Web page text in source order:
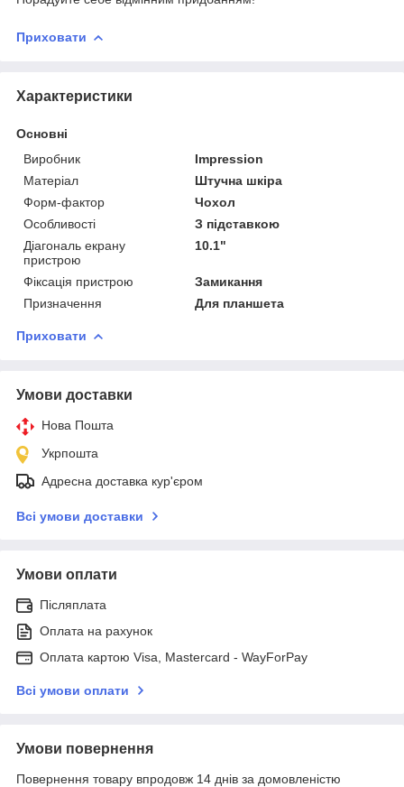
Приховати
Характеристики
Основні
Виробник
Impression
Матеріал
Штучна шкіра
Форм-фактор
Чохол
Особливості
З підставкою
Діагональ екрану
пристрою
10.1"
Фіксація пристрою
Замикання
Призначення
Для планшета
Приховати
Умови доставки
Нова Пошта
Укрпошта
Адресна доставка кур'єром
Всі умови доставки
Умови оплати
Післяплата
Оплата на рахунок
Оплата картою Visa, Mastercard - WayForPay
Всі умови оплати
Умови повернення
Повернення товару впродовж 14 днів за домовленістю